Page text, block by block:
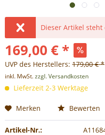
Dieser Artikel
169,00 € *
UVP des Herstellers: 179,00 € *
inkl. MwSt.zzgl. Versandkosten
Lieferzeit 2-3 Werktage
Merken Bewerten
Artikel-Nr.: